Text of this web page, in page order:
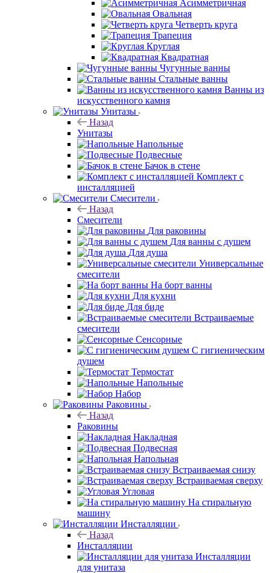
Асимметричная
Овальная
Четверть круга
Трапеция
Круглая
Квадратная
Чугунные ванны
Стальные ванны
Ванны из
искусственного камня
Унитазы
Назад
Унитазы
Напольные
Подвесные
Бачок в стене
Комплект с
инсталляцией
Смесители
Назад
Смесители
Для раковины
Для ванны с душем
Для душа
Универсальные
смесители
На борт ванны
Для кухни
Для биде
Встраиваемые
смесители
Сенсорные
С гигиеническим
душем
Термостат
Напольные
Набор
Раковины
Назад
Раковины
Накладная
Подвесная
Напольная
Встраиваемая снизу
Встраиваемая сверху
Угловая
На стиральную
машину
Инсталляции
Назад
Инсталляции
Инсталляции
для унитаза